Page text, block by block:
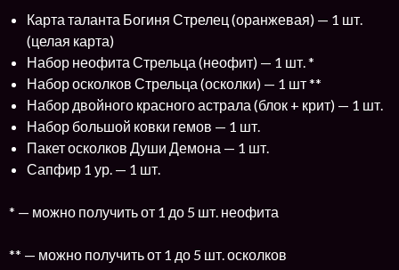
Карта таланта Богиня Стрелец (оранжевая) — 1 шт.
(целая карта)
Набор неофита Стрельца (неофит) — 1 шт. *
Набор осколков Стрельца (осколки) — 1 шт **
Набор двойного красного астрала (блок + крит) — 1 шт.
Набор большой ковки гемов — 1 шт.
Пакет осколков Души Демона — 1 шт.
Сапфир 1 ур. — 1 шт.
* — можно получить от 1 до 5 шт. неофита
** — можно получить от 1 до 5 шт. осколков